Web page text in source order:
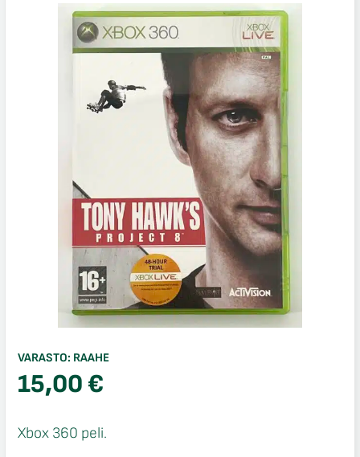
VARASTO: RAAHE
15,00€
Xbox 360 peli.